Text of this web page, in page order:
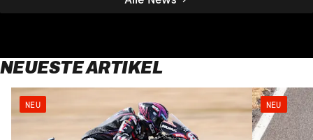
NEUESTE ARTIKEL
NEU NEU